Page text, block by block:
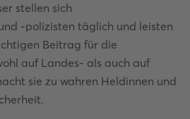
stellen sich
-polizisten täglich und leisten
Beitrag für die
auf Landes- als auch auf
sie zu wahren Heldinnen und